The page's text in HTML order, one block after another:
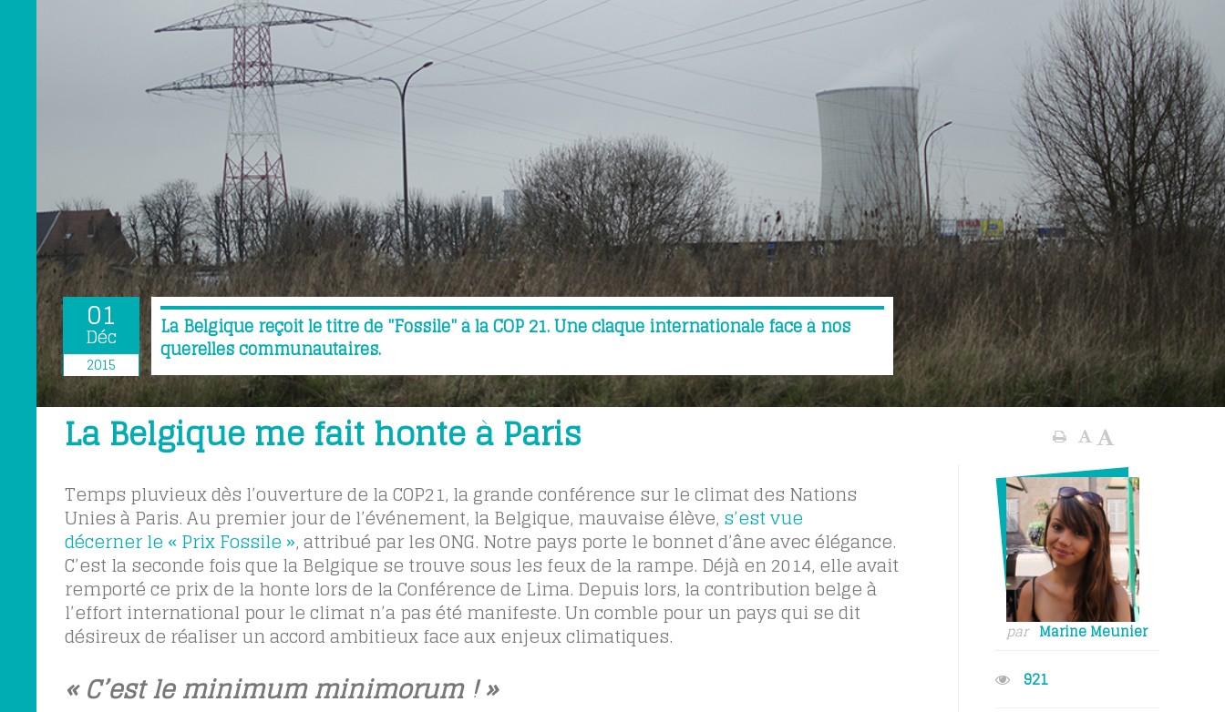
01
Déc
2015
La Belgique reçoit le titre de "Fossile" à la COP 21. Une claque internationale face à nos
querelles communautaires.
La Belgique me fait honte à Paris
Temps pluvieux dès l’ouverture de la COP21, la grande conférence sur le climat des Nations
Unies à Paris. Au premier jour de l’événement, la Belgique, mauvaise élève, s’est vue
décerner le « Prix Fossile », attribué par les ONG. Notre pays porte le bonnet d’âne avec élégance.
C’est la seconde fois que la Belgique se trouve sous les feux de la rampe. Déjà en 2014, elle avait
remporté ce prix de la honte lors de la Conférence de Lima. Depuis lors, la contribution belge à
l’effort international pour le climat n’a pas été manifeste. Un comble pour un pays qui se dit
désireux de réaliser un accord ambitieux face aux enjeux climatiques.
« C’est le minimum minimorum ! »
par Marine Meunier
921